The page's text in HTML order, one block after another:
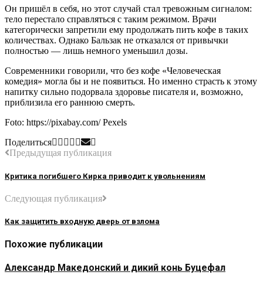
Он пришёл в себя, но этот случай стал тревожным сигналом:
тело перестало справляться с таким режимом. Врачи
категорически запретили ему продолжать пить кофе в таких
количествах. Однако Бальзак не отказался от привычки
полностью — лишь немного уменьшил дозы.
Современники говорили, что без кофе «Человеческая
комедия» могла бы и не появиться. Но именно страсть к этому
напитку сильно подорвала здоровье писателя и, возможно,
приблизила его раннюю смерть.
Foto: https://pixabay.com/ Pexels
Поделиться
Предыдущая публикация
Критика погибшего Кирка приводит к увольнениям
Следующая публикация
Как защитить входную дверь от взлома
Похожие публикации
Александр Македонский и дикий конь Буцефал